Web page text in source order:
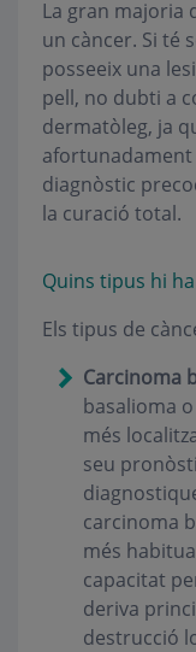
La gran majoria
un càncer. Si té
posseeix una
pell, no dubti a
dermatòleg, ja
afortunadament
diagnòstic
la curació total.
Quins tipus hi
Els tipus de
Carcinoma
basalioma
més
seu
carcinoma
més
capacitat
deriva
destrucció